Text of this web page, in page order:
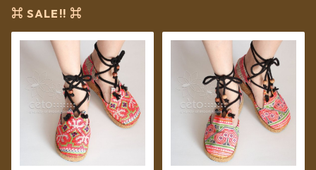
⌘ SALE!! ⌘